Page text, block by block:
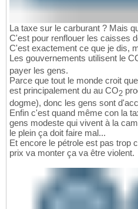
La taxe sur le carburant ? Mais
C'est pour renflouer les caisses
C'est exactement ce que je dis,
Les gouvernements utilisent le
payer les gens.
Parce que tout le monde croit
est principalement du au CO2
dogme), donc les gens sont
Enfin c'est quand même con la
gens modeste qui vivent à la
le plein ça doit faire mal...
Et encore le pétrole est pas trop
prix va monter ça va être violent.